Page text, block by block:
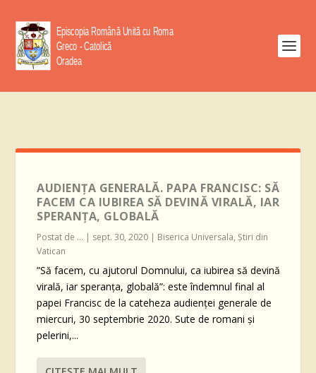
AUDIENȚA GENERALĂ. PAPA FRANCISC: SĂ
FACEM CA IUBIREA SĂ DEVINĂ VIRALĂ, IAR
SPERANȚA, GLOBALĂ
Postat de ... | sept. 30, 2020 | Biserica Universala,Știri din
Vatican
”Să facem, cu ajutorul Domnului, ca iubirea să devină
virală, iar speranța, globală”: este îndemnul final al
papei Francisc de la cateheza audienței generale de
miercuri, 30 septembrie 2020. Sute de romani și
pelerini,...